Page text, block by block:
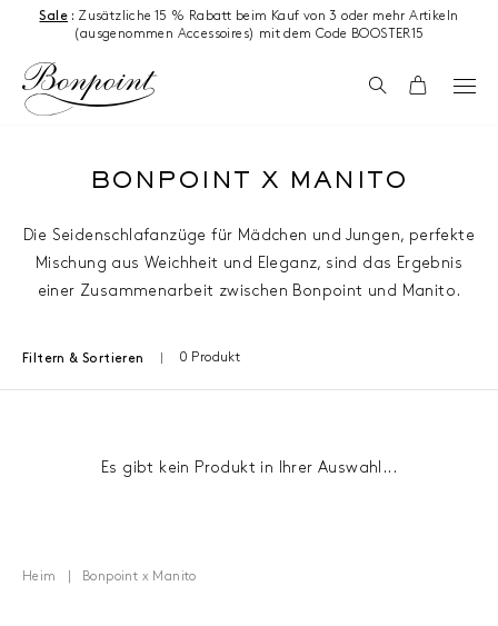
Zum Inhalt springen
Sale : Zusätzliche 15 % Rabatt beim Kauf von 3 oder mehr Artikeln
(ausgenommen Accessoires) mit dem Code BOOSTER15
SuchenWagen
BONPOINT X MANITO
Die Seidenschlafanzüge für Mädchen und Jungen, perfekte
Mischung aus Weichheit und Eleganz, sind das Ergebnis
einer Zusammenarbeit zwischen Bonpoint und Manito.
Filtern & Sortieren 0 Produkt
Es gibt kein Produkt in Ihrer Auswahl...
Heim Bonpoint x Manito